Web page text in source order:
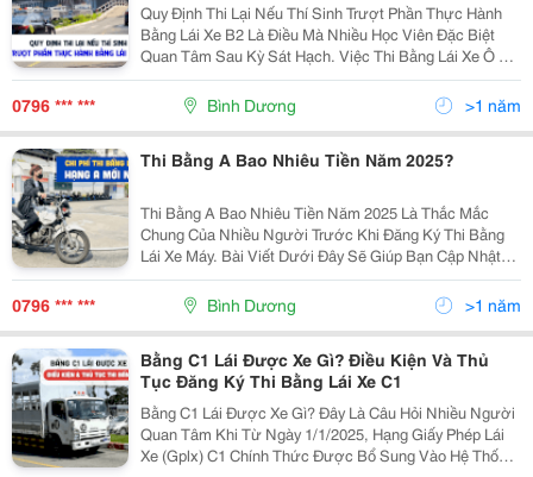
Quy Định Thi Lại Nếu Thí Sinh Trượt Phần Thực Hành
Bằng Lái Xe B2 Là Điều Mà Nhiều Học Viên Đặc Biệt
Quan Tâm Sau Kỳ Sát Hạch. Việc Thi Bằng Lái Xe Ô Tô
Luôn Là Một Hành Trình Đầy Thử Thách, Đòi Hỏi Thí
Sinh Phải Vượt Qua Đầy Đủ 4 Phần Thi: Lý...
0796 *** *** Bình Dương >1 năm
Thi Bằng A Bao Nhiêu Tiền Năm 2025?
Thi Bằng A Bao Nhiêu Tiền Năm 2025 Là Thắc Mắc
Chung Của Nhiều Người Trước Khi Đăng Ký Thi Bằng
Lái Xe Máy. Bài Viết Dưới Đây Sẽ Giúp Bạn Cập Nhật
Đầy Đủ Các Khoản Chi Phí Cần Chuẩn Bị Gồm Lệ Phí Hồ
Sơ, Học Phí, Lệ Phí Sát Hạch Và Phí Cấp Bằng Theo...
0796 *** *** Bình Dương >1 năm
Bằng C1 Lái Được Xe Gì? Điều Kiện Và Thủ
Tục Đăng Ký Thi Bằng Lái Xe C1
Bằng C1 Lái Được Xe Gì? Đây Là Câu Hỏi Nhiều Người
Quan Tâm Khi Từ Ngày 1/1/2025, Hạng Giấy Phép Lái
Xe (Gplx) C1 Chính Thức Được Bổ Sung Vào Hệ Thống